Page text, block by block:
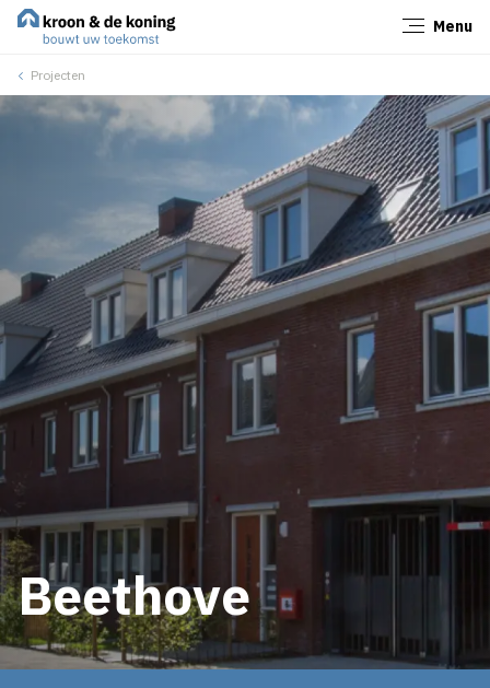
Menu
Projecten
Beethove
Sluiten